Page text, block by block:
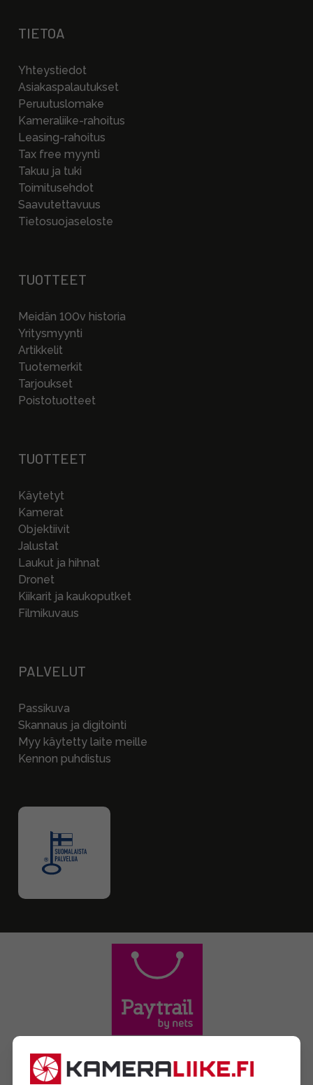
TIETOA
Yhteystiedot
Asiakaspalautukset
Peruutuslomake
Kameraliike-rahoitus
Leasing-rahoitus
Tax free myynti
Takuu ja tuki
Toimitusehdot
Saavutettavuus
Tietosuojaseloste
TUOTTEET
Meidän 100v historia
Yritysmyynti
Artikkelit
Tuotemerkit
Tarjoukset
Poistotuotteet
TUOTTEET
Käytetyt
Kamerat
Objektiivit
Jalustat
Laukut ja hihnat
Dronet
Kiikarit ja kaukoputket
Filmikuvaus
PALVELUT
Passikuva
Skannaus ja digitointi
Myy käytetty laite meille
Kennon puhdistus